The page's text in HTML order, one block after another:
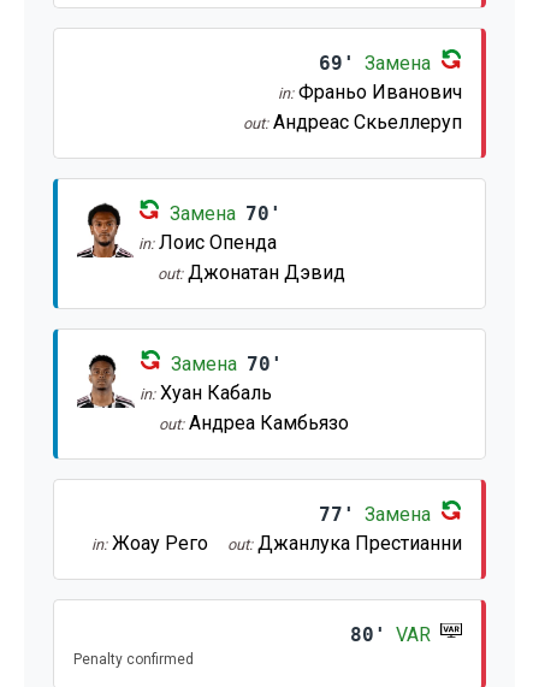
69' Замена
in: Франьо Иванович
out: Андреас Скьеллеруп
Замена 70'
in: Лоис Опенда
out: Джонатан Дэвид
Замена 70'
in: Хуан Кабаль
out: Андреа Камбьязо
77' Замена
in: Жоау Рего out: Джанлука Престианни
80' VAR
Penalty confirmed